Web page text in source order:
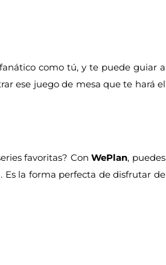
como tú, y te puede guiar a
ese juego de mesa que te hará el
favoritas? ConWePlan, puedes
. Es la forma perfecta de disfrutar de